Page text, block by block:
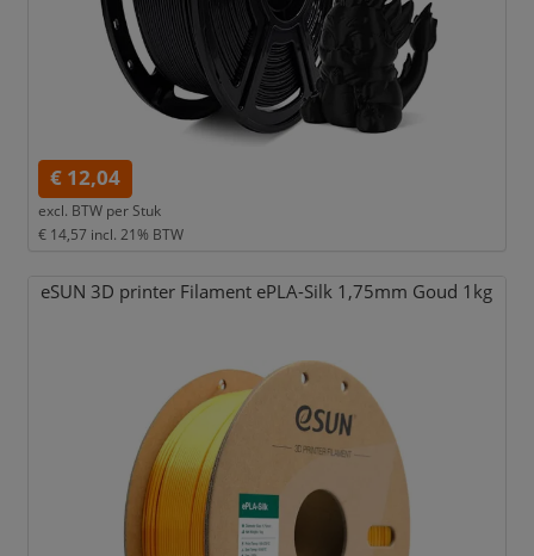
€ 12,04
excl. BTW per Stuk
€ 14,57 incl. 21% BTW
eSUN 3D printer Filament ePLA-Silk 1,75mm Goud 1kg